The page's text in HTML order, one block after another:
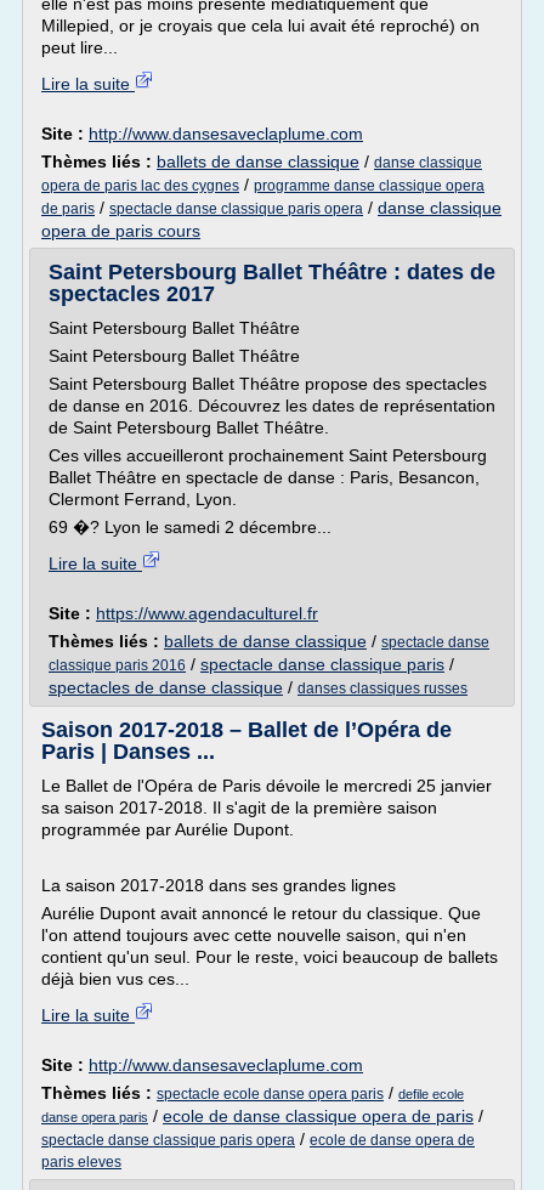
Millepied, or je croyais que cela lui avait été reproché) on
peut lire...
Lire la suite
Site : http://www.dansesaveclaplume.com
Thèmes liés : ballets de danse classique / danse classique
opera de paris lac des cygnes / programme danse classique opera
de paris / spectacle danse classique paris opera / danse classique
opera de paris cours
Saint Petersbourg Ballet Théâtre : dates de
spectacles 2017
Saint Petersbourg Ballet Théâtre
Saint Petersbourg Ballet Théâtre
Saint Petersbourg Ballet Théâtre propose des spectacles
de danse en 2016. Découvrez les dates de représentation
de Saint Petersbourg Ballet Théâtre.
Ces villes accueilleront prochainement Saint Petersbourg
Ballet Théâtre en spectacle de danse : Paris, Besancon,
Clermont Ferrand, Lyon.
69 �? Lyon le samedi 2 décembre...
Lire la suite
Site : https://www.agendaculturel.fr
Thèmes liés : ballets de danse classique / spectacle danse
classique paris 2016 / spectacle danse classique paris /
spectacles de danse classique / danses classiques russes
Saison 2017-2018 – Ballet de l’Opéra de
Paris | Danses ...
Le Ballet de l'Opéra de Paris dévoile le mercredi 25 janvier
sa saison 2017-2018. Il s'agit de la première saison
programmée par Aurélie Dupont.
La saison 2017-2018 dans ses grandes lignes
Aurélie Dupont avait annoncé le retour du classique. Que
l'on attend toujours avec cette nouvelle saison, qui n'en
contient qu'un seul. Pour le reste, voici beaucoup de ballets
déjà bien vus ces...
Lire la suite
Site : http://www.dansesaveclaplume.com
Thèmes liés : spectacle ecole danse opera paris / defile ecole
danse opera paris / ecole de danse classique opera de paris /
spectacle danse classique paris opera / ecole de danse opera de
paris eleves